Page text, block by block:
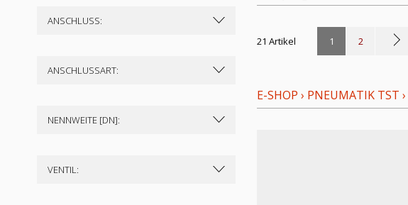
ANSCHLUSS:
ANSCHLUSSART:
NENNWEITE [DN]:
VENTIL:
21 Artikel 1 2
E-SHOP › PNEUMATIK TST ›